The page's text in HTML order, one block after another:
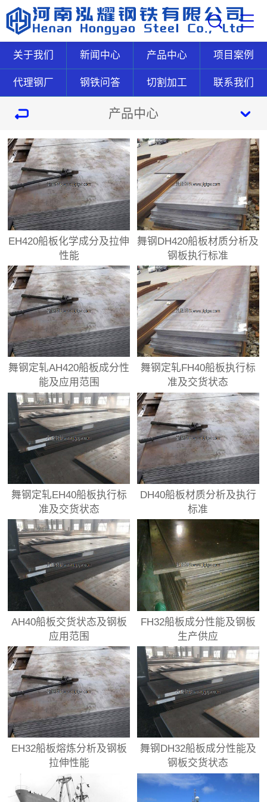
关于我们 新闻中心 产品中心 项目案例
代理钢厂 钢铁问答 切割加工 联系我们
产品中心
EH420船板化学成分及拉伸
性能
舞钢DH420船板材质分析及
钢板执行标准
舞钢定轧AH420船板成分性
能及应用范围
舞钢定轧FH40船板执行标
准及交货状态
舞钢定轧EH40船板执行标
准及交货状态
DH40船板材质分析及执行
标准
AH40船板交货状态及钢板
应用范围
FH32船板成分性能及钢板
生产供应
EH32船板熔炼分析及钢板
拉伸性能
舞钢DH32船板成分性能及
钢板交货状态